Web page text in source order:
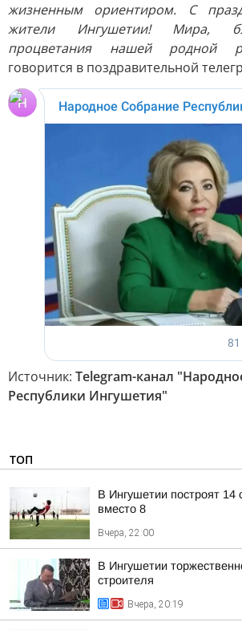
жизненным ориентиром. С
жители Ингушетии! Мира,
процветания нашей родной
говорится в поздравительной
Источник: Telegram-канал
Республики Ингушетия"
ТОП
В Ингушетии построят 14
вместо 8
Вчера, 22:00
В Ингушетии
строителя
Вчера, 20:19